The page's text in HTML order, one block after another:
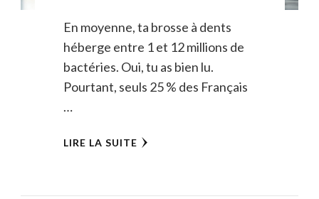
En moyenne, ta brosse à dents
héberge entre 1 et 12 millions de
bactéries. Oui, tu as bien lu.
Pourtant, seuls 25 % des Français
…
LIRE LA SUITE